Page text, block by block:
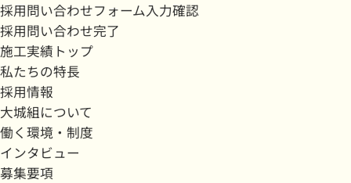
採用問い合わせフォーム入力確認
採用問い合わせ完了
施工実績トップ
私たちの特長
採用情報
大城組について
働く環境・制度
インタビュー
募集要項